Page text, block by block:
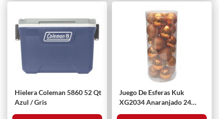
Hielera Coleman 5860 52 Qt
Azul / Gris
Juego De Esferas Kuk
XG2034 Anaranjado 24